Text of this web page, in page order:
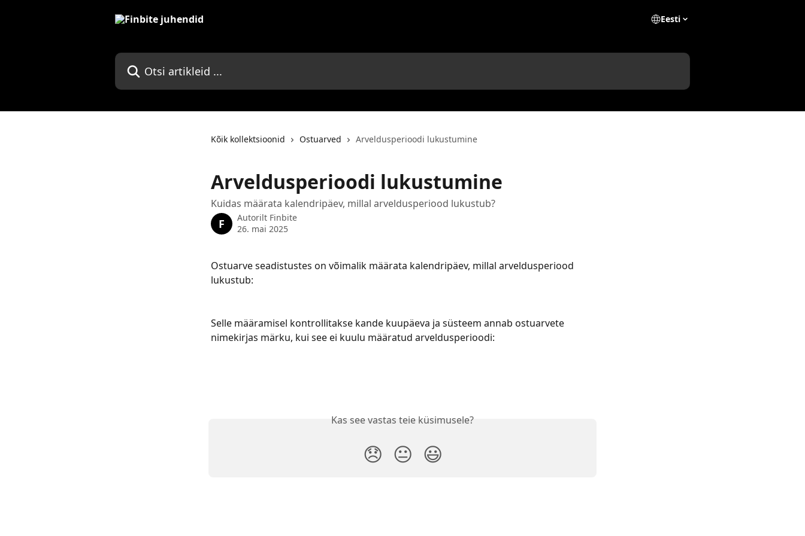
Eesti
Otsi artikleid ...
Kõik kollektsioonid Ostuarved Arveldusperioodi lukustumine
Arveldusperioodi lukustumine
Kuidas määrata kalendripäev, millal arveldusperiood lukustub?
F Autorilt Finbite
26. mai 2025
Ostuarve seadistustes on võimalik määrata kalendripäev, millal arveldusperiood
lukustub:
Selle määramisel kontrollitakse kande kuupäeva ja süsteem annab ostuarvete
nimekirjas märku, kui see ei kuulu määratud arveldusperioodi:
Kas see vastas teie küsimusele?
😞 😐 😃